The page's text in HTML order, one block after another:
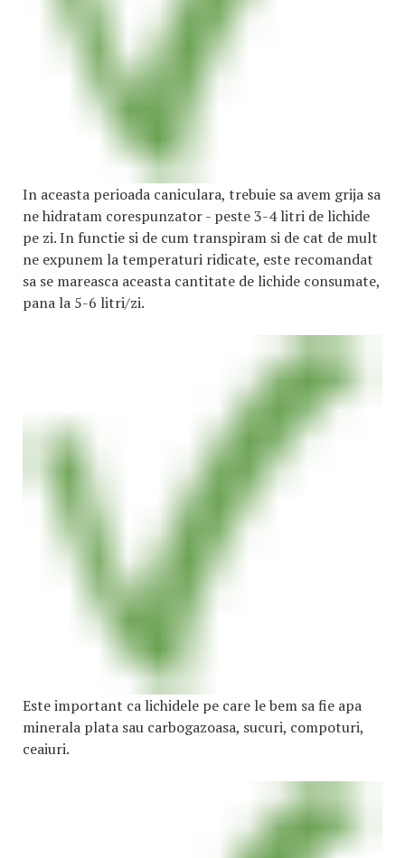
In aceasta perioada caniculara, trebuie sa avem grija sa
ne hidratam corespunzator - peste 3-4 litri de lichide
pe zi. In functie si de cum transpiram si de cat de mult
ne expunem la temperaturi ridicate, este recomandat
sa se mareasca aceasta cantitate de lichide consumate,
pana la 5-6 litri/zi.
Este important ca lichidele pe care le bem sa fie apa
minerala plata sau carbogazoasa, sucuri, compoturi,
ceaiuri.